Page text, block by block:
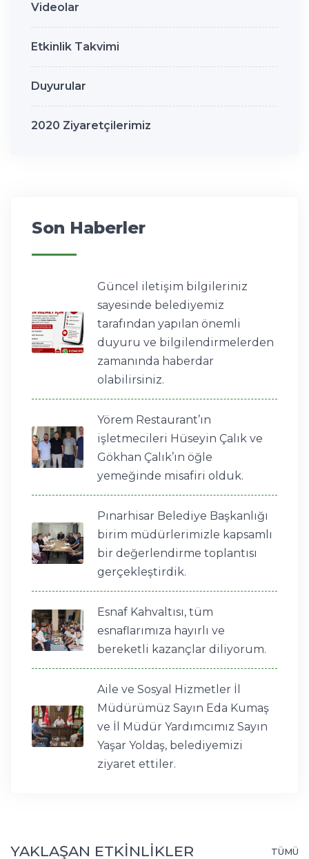
Videolar
Etkinlik Takvimi
Duyurular
2020 Ziyaretçilerimiz
Son Haberler
Güncel iletişim bilgileriniz
sayesinde belediyemiz
tarafından yapılan önemli
duyuru ve bilgilendirmelerden
zamanında haberdar
olabilirsiniz.
Yörem Restaurant’ın
işletmecileri Hüseyin Çalık ve
Gökhan Çalık’ın öğle
yemeğinde misafiri olduk.
Pınarhisar Belediye Başkanlığı
birim müdürlerimizle kapsamlı
bir değerlendirme toplantısı
gerçekleştirdik.
Esnaf Kahvaltısı, tüm
esnaflarımıza hayırlı ve
bereketli kazançlar diliyorum.
Aile ve Sosyal Hizmetler İl
Müdürümüz Sayın Eda Kumaş
ve İl Müdür Yardımcımız Sayın
Yaşar Yoldaş, belediyemizi
ziyaret ettiler.
YAKLAŞAN ETKİNLİKLER TÜMÜ